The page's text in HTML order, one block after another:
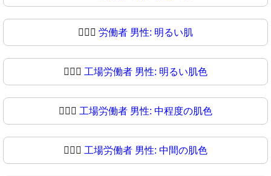
👨🏻‍⚖ 労働者 男性: 明るい肌
👨🏼‍⚖️ 工場労働者 男性: 明るい肌色
👨🏼‍⚖ 工場労働者 男性: 中程度の肌色
👨🏽‍⚖️ 工場労働者 男性: 中間の肌色